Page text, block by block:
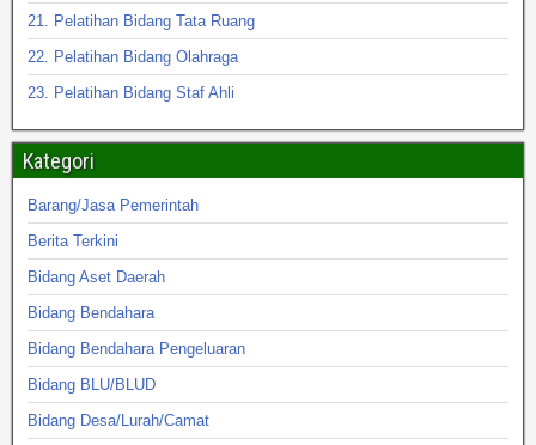
21. Pelatihan Bidang Tata Ruang
22. Pelatihan Bidang Olahraga
23. Pelatihan Bidang Staf Ahli
Kategori
Barang/Jasa Pemerintah
Berita Terkini
Bidang Aset Daerah
Bidang Bendahara
Bidang Bendahara Pengeluaran
Bidang BLU/BLUD
Bidang Desa/Lurah/Camat